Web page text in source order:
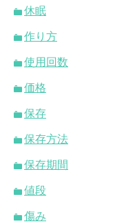
休眠
作り方
使用回数
価格
保存
保存方法
保存期間
値段
傷み